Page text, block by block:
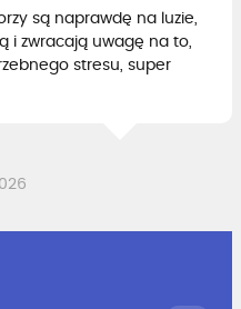
są naprawdę na luzie,
i zwracają uwagę na to,
stresu, super